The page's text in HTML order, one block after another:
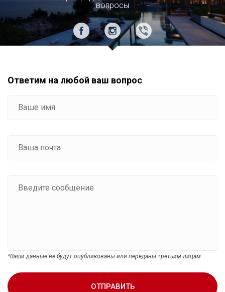
вопросы
Ответим на любой ваш вопрос
*Ваши данные не будут опубликованы или переданы третьим лицам
ОТПРАВИТЬ